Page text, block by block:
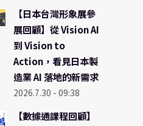
【日本台灣形象展參
展回顧】從 Vision AI
到 Vision to
Action，看見日本製
造業 AI 落地的新需求
2026.7.30 - 09:38
【數據通課程回顧】